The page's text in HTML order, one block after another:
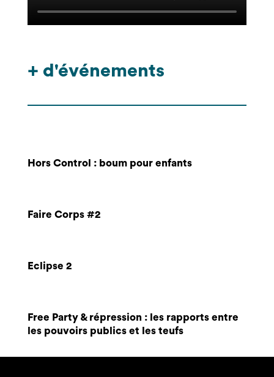
+ d'événements
Hors Control : boum pour enfants
Faire Corps #2
Eclipse 2
Free Party & répression : les rapports entre
les pouvoirs publics et les teufs